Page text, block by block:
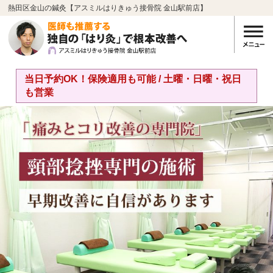
熱田区金山の鍼灸【アスミルはりきゅう接骨院 金山駅前店】
当日予約OK！保険適用も可能 / 土曜・日曜・祝日
も営業